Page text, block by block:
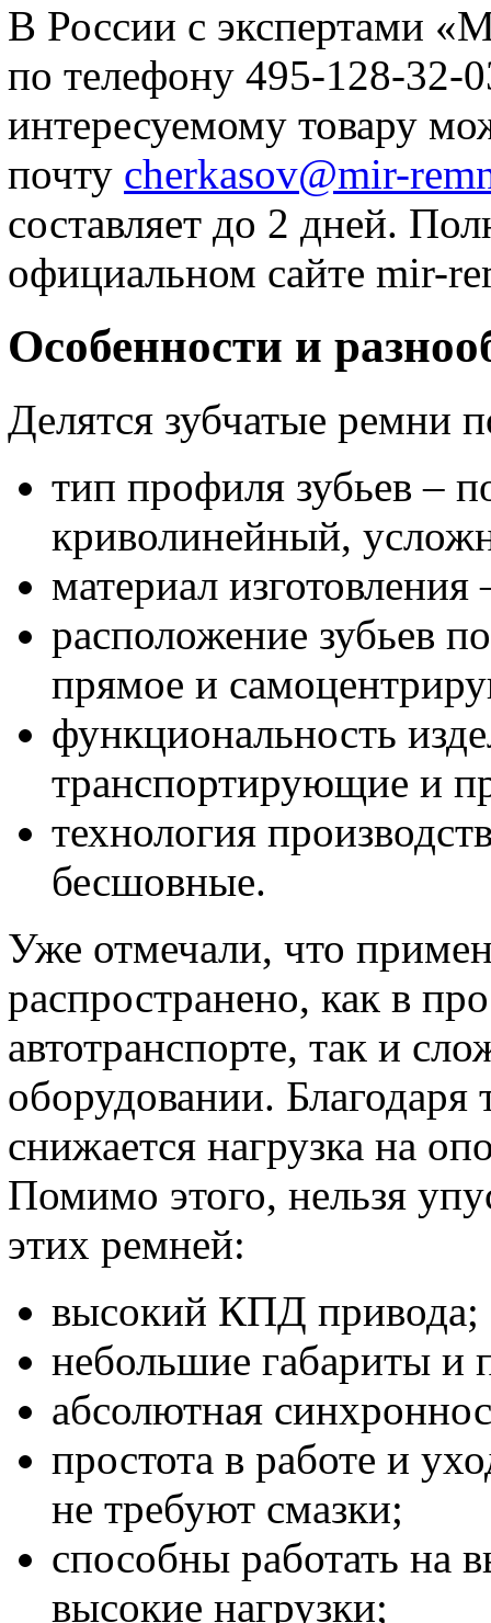
В России с экспертами
по телефону 495-128-32-
интересуемому товару
почту cherkasov@mir-
составляет до 2 дней.
официальном сайте mir-
Особенности и
Делятся зубчатые ремни
тип профиля зубьев –
криволинейный,
материал
расположение зубьев
прямое и
функциональность
транспортирующие и
технология
бесшовные.
Уже отмечали, что
распространено, как в
автотранспорте, так и
оборудовании.
снижается нагрузка на
Помимо этого, нельзя
этих ремней:
высокий КПД привода;
небольшие габариты и
абсолютная
простота в работе и
не требуют смазки;
способны работать на
высокие нагрузки;